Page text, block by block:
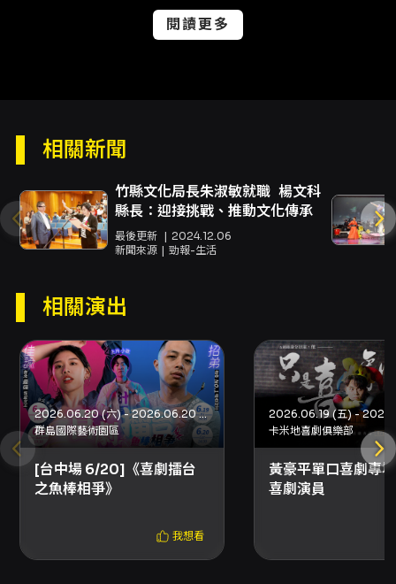
詳見KKTIX退換票規定連結。 - 若票券毀損、滅
失或遺失，主辦單位將依相關票券機制辦理，請
閱讀更多
相關新聞
竹縣文化局長朱淑敏就職 楊文科
縣長：迎接挑戰、推動文化傳承
最後更新
2024.12.06
新聞來源
勁報-生活
相關演出
2026.06.20 (六) - 2026.06.20 (六)
群島國際藝術園區
[台中場 6/20]《喜劇擂台
之魚棒相爭》
我想看
卡米地喜劇俱樂部
黃豪平單口喜劇專
喜劇演員